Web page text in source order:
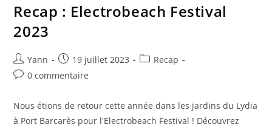
Recap : Electrobeach Festival
2023
Yann 19 juillet 2023
Recap
0 commentaire
Nous étions de retour cette année dans les jardins du Lydia
à Port Barcarès pour l'Electrobeach Festival ! Découvrez